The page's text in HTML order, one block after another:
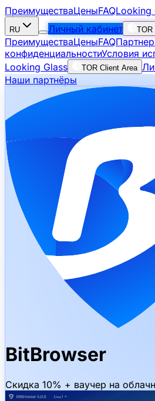
ПреимуществаЦеныFAQLooking
RU Личный кабинет TOR
ПреимуществаЦеныFAQ
конфиденциальностиУсловия
Looking Glass
TOR Client Area
Наши партнёры
BitBrowser
Скидка 10% + ваучер на